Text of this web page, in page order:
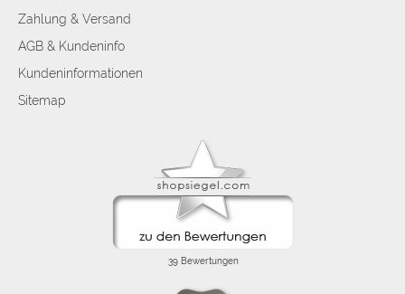
Zahlung & Versand
AGB & Kundeninfo
Kundeninformationen
Sitemap